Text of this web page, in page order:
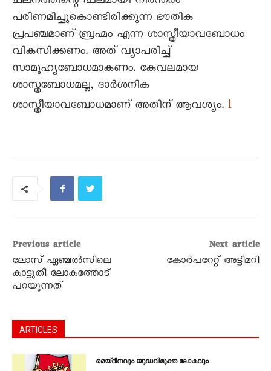
പരിണമിച്ചുകൊണ്ടിരിക്കുന്ന ഭൗതിക
പ്രപഞ്ചമാണ് ബ്രഹ്മം എന്ന ശാസ്ത്രീയാവബോധം
വികസിക്കണം. അത് വ്യാപരിച്ച്
സാമൂഹ്യബോധമാകണം. കേവലമായ
ശാസ്ത്രബോധമല്ല, ദാർശനിക
ശാസ്ത്രീയാവബോധമാണ് അതിന് ആവശ്യം. l
Previous article
ലോസ് ഏഞ്ചൽസിലെ
കാട്ടുതീ ലോകത്തോട്
പറയുന്നത്
Next article
കോർപറേറ്റ് അട്ടിമറി
ARTICLES
മെയ്ദിനവും യുദ്ധവിമുക്ത ലോകവും